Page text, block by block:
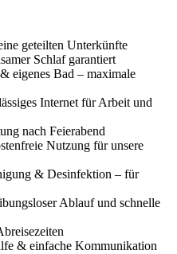
geteilten Unterkünfte
Schlaf garantiert
eigenes Bad – maximale
Internet für Arbeit und
nach Feierabend
Nutzung für unsere
& Desinfektion – für
Ablauf und schnelle
& einfache Kommunikation